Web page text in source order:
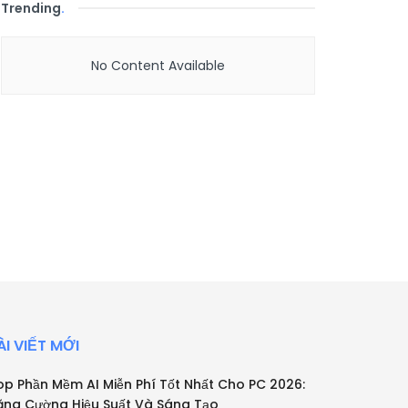
Trending.
No Content Available
VIẾT MỚI
Phần Mềm AI Miễn Phí Tốt Nhất Cho PC 2026:
Cường Hiệu Suất Và Sáng Tạo